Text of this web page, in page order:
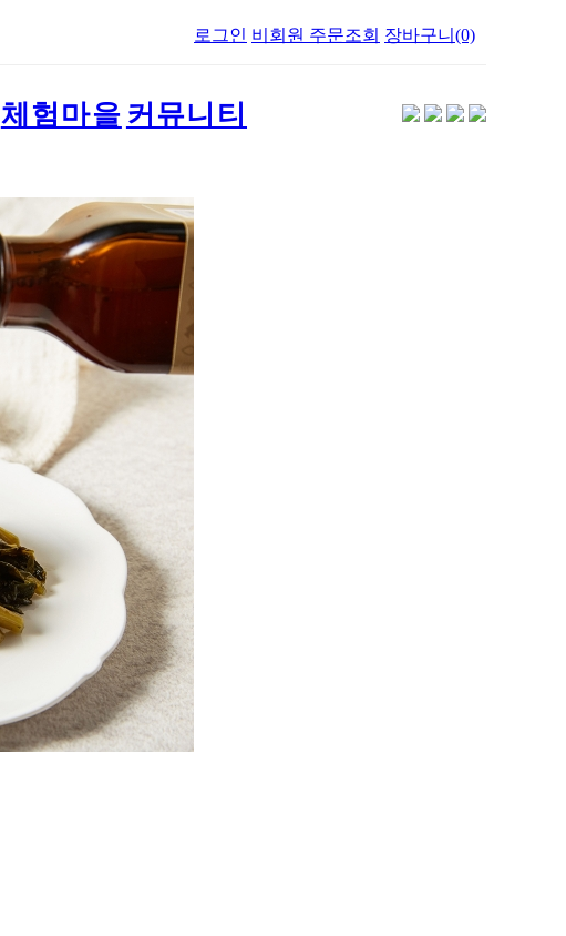
로그인 비회원 주문조회 장바구니(0)
체험마을 커뮤니티